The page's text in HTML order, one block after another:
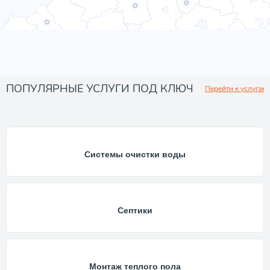
ПОПУЛЯРНЫЕ УСЛУГИ ПОД КЛЮЧ Перейти к услугам
Системы очистки воды
Септики
Монтаж теплого пола